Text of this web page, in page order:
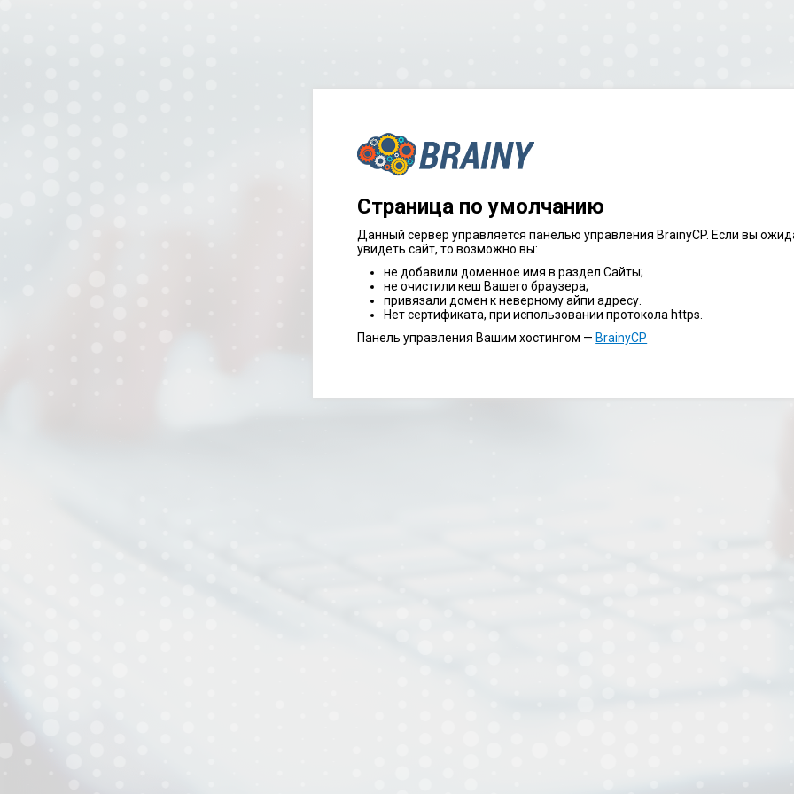
Страница по умолчанию
Данный сервер управляется панелью управления BrainyCP. Если вы
увидеть сайт, то возможно вы:
не добавили доменное имя в раздел Сайты;
не очистили кеш Вашего браузера;
привязали домен к неверному айпи адресу.
Нет сертификата, при использовании протокола https.
Панель управления Вашим хостингом — BrainyCP